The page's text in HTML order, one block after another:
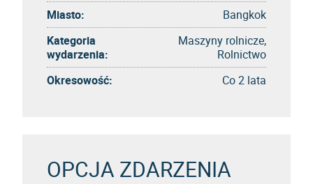
Miasto:
Bangkok
Kategoria
wydarzenia:
Maszyny rolnicze,
Rolnictwo
Okresowość:
Co 2 lata
OPCJA ZDARZENIA